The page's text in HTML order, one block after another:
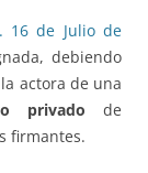
16 de Julio de
debiendo
actora de una
privado de
firmantes.